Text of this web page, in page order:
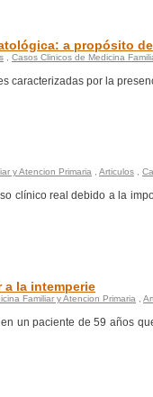
a propósito
Casos Clinicos de Medicina
caracterizadas por la
y Atencion Primaria Articulos
clínico real debido a la
la intemperie
Familiar y Atencion Primaria
un paciente de 59 años